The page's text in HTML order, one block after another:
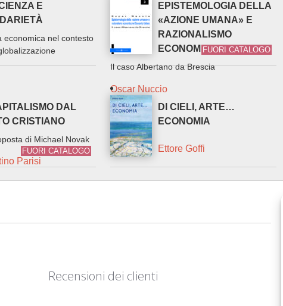
E
economica nel contesto
EPISTEMOLOGIA DELLA
«AZIONE UMANA» E
RAZIONALISMO
ECONOMICO NEL
Il caso Albertano da Brescia
Oscar Nuccio
FUORI CATALOGO
DAL
CRISTIANO
di Michael Novak
Parisi
FUORI CATALOGO
DI CIELI, ARTE…
ECONOMIA
Ettore Goffi
Recensioni dei clienti